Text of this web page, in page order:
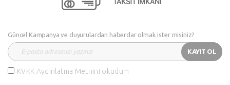
Güncel Kampanya ve duyurulardan haberdar olmak ister misiniz?
KAYIT OL
KVKK Aydınlatma Metnini okudum